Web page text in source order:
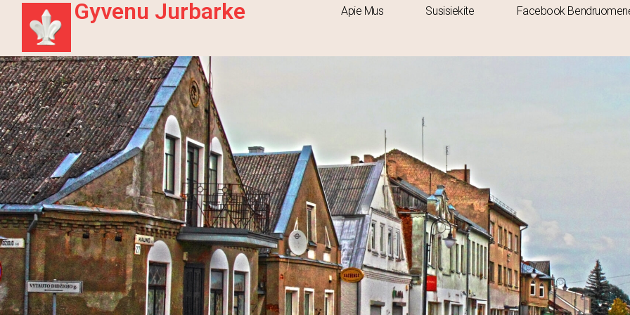
Gyvenu Jurbarke Apie Mus Susisiekite Facebook